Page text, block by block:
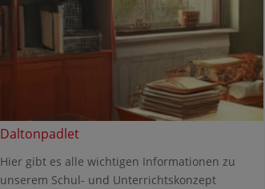
Daltonpadlet
Hier gibt es alle wichtigen Informationen zu
unserem Schul- und Unterrichtskonzept